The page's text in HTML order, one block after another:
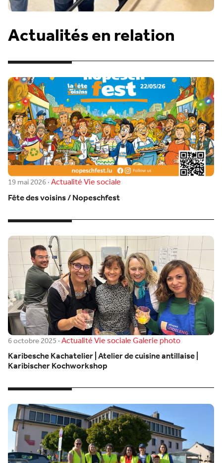
Actualités en relation
19 mai 2026·ActualitéVie sociale
Fête des voisins / Nopeschfest
6 octobre 2025·ActualitéVie socialeGalerie photo
Karibesche Kachatelier | Atelier de cuisine antillaise |
Karibischer Kochworkshop